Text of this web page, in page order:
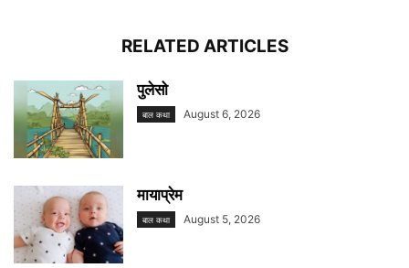
RELATED ARTICLES
पुलेसो
बाल कथा August 6, 2026
मायाप्रेम
बाल कथा August 5, 2026